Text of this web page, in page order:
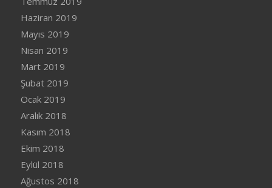
Haziran 2019
Mayıs 2019
Nisan 2019
Mart 2019
Şubat 2019
Ocak 2019
Aralık 2018
Kasım 2018
Ekim 2018
Eylül 2018
Ağustos 2018